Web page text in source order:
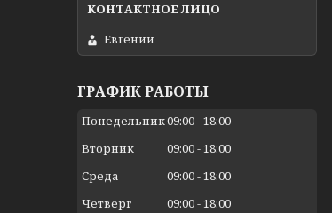
Евгений
ГРАФИК РАБОТЫ
Понедельник09:00 18:00
Вторник
09:00 18:00
Среда
09:00 18:00
Четверг
09:00 18:00